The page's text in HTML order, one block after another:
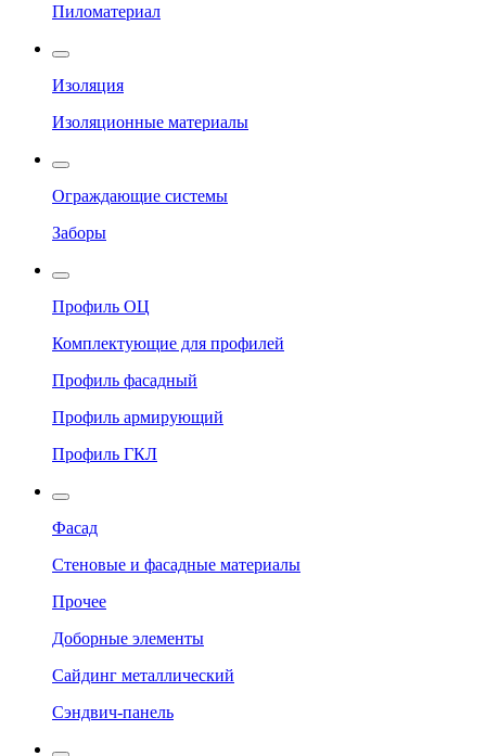
Пиломатериал
Изоляция
Изоляционные материалы
Ограждающие системы
Заборы
Профиль ОЦ
Комплектующие для профилей
Профиль фасадный
Профиль армирующий
Профиль ГКЛ
Фасад
Стеновые и фасадные материалы
Прочее
Доборные элементы
Сайдинг металлический
Сэндвич-панель